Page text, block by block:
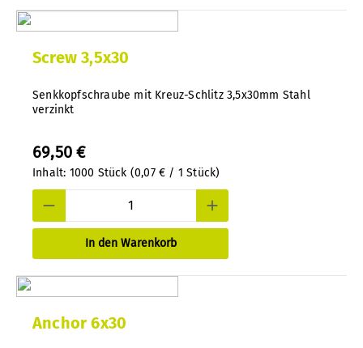
Screw 3,5x30
Senkkopfschraube mit Kreuz-Schlitz 3,5x30mm Stahl
verzinkt
69,50 €
Inhalt: 1000 Stück (0,07 € / 1 Stück)
In den Warenkorb
Anchor 6x30